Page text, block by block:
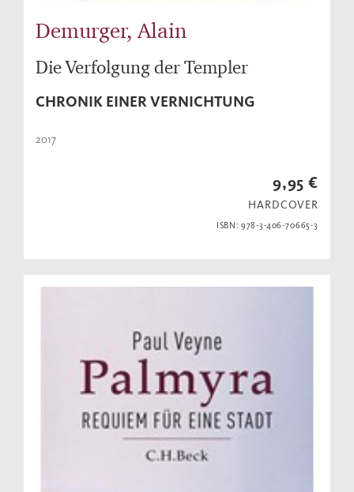
Demurger, Alain
Die Verfolgung der Templer
CHRONIK EINER VERNICHTUNG
2017
9,95 €
HARDCOVER
ISBN: 978-3-406-70665-3